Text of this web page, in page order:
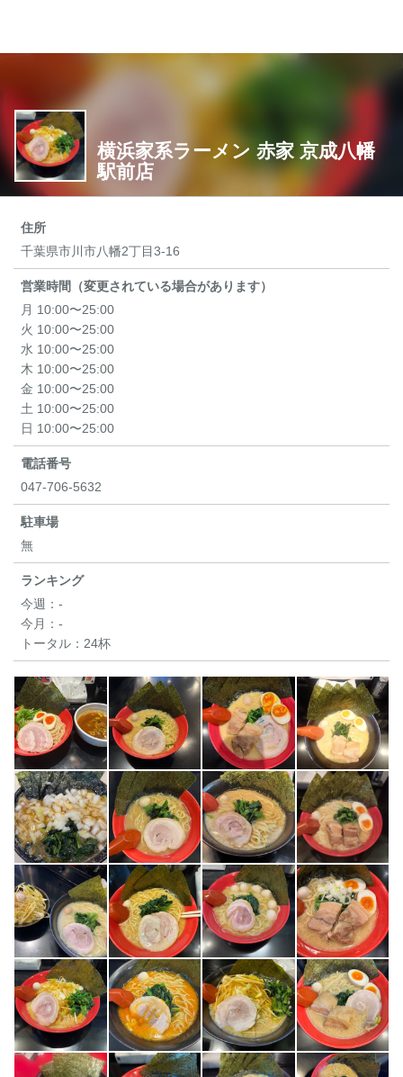
横浜家系ラーメン 赤家 京成八幡
駅前店
住所
千葉県市川市八幡2丁目3-16
営業時間（変更されている場合があります）
月 10:00〜25:00
火 10:00〜25:00
水 10:00〜25:00
木 10:00〜25:00
金 10:00〜25:00
土 10:00〜25:00
日 10:00〜25:00
電話番号
047-706-5632
駐車場
無
ランキング
今週： -
今月： -
トータル： 24杯